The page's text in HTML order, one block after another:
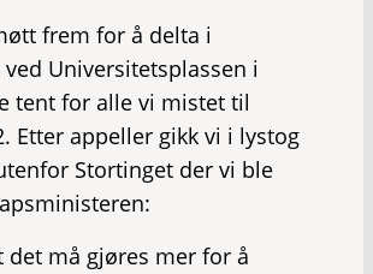
frem for å delta i
Universitetsplassen i
tent for alle vi mistet til
Etter appeller gikk vi i lystog
Stortinget der vi ble
det må gjøres mer for å